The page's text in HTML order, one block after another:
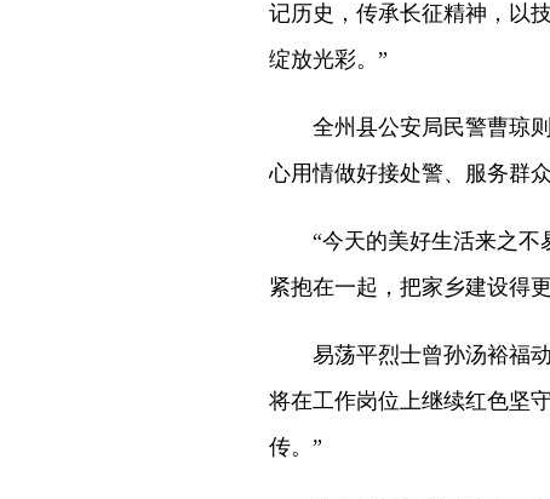
记历史，传承长征精神，以
绽放光彩。”
全州县公安局民警曹琼则
心用情做好接处警、服务群
“今天的美好生活来之不
紧抱在一起，把家乡建设得
易荡平烈士曾孙汤裕福动
将在工作岗位上继续红色坚
传。”